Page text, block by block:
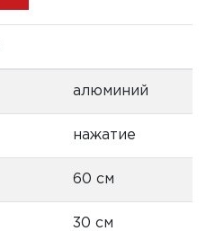
алюминий
нажатие
60 см
30 см